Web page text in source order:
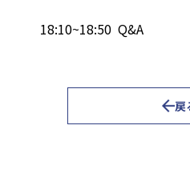
18:10~18:50 Q&A
戻